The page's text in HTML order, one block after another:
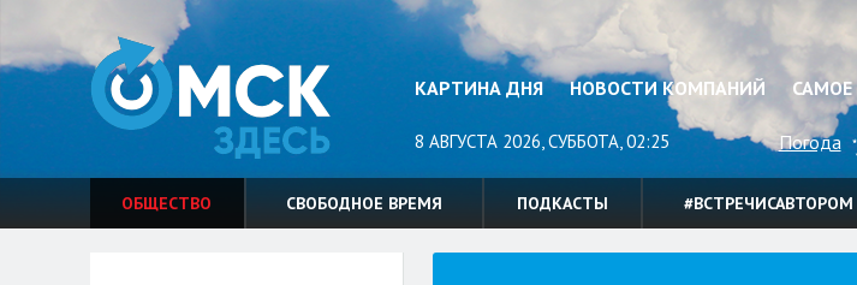
КАРТИНА ДНЯ НОВОСТИ КОМПАНИЙ
8 АВГУСТА 2026, СУББОТА, 02:25 Погода
ОБЩЕСТВО СВОБОДНОЕ ВРЕМЯ ПОДКАСТЫ #ВСТРЕЧИСАВТОРОМ